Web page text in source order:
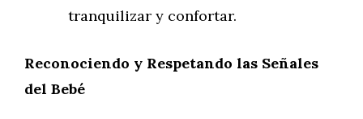
tranquilizar y confortar.
Reconociendo y Respetando las Señales
del Bebé